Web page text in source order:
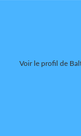
Voir le profil de